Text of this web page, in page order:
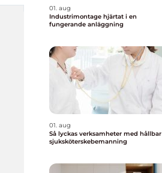
01. aug
Industrimontage hjärtat i en
fungerande anläggning
01. aug
Så lyckas verksamheter med hållbar
sjuksköterskebemanning